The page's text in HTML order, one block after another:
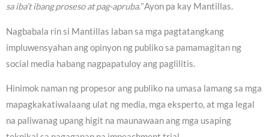
sa iba’t ibang proseso at pag-apruba.”Ayon pa kay Mantillas.
Nagbabala rin si Mantillas laban sa mga pagtatangkang
impluwensyahan ang opinyon ng publiko sa pamamagitan ng
social media habang nagpapatuloy ang paglilitis.
Hinimok naman ng propesor ang publiko na umasa lamang sa mga
mapagkakatiwalaang ulat ng media, mga eksperto, at mga legal
na paliwanag upang higit na maunawaan ang mga usaping